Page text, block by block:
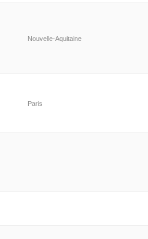
Nouvelle-Aquitaine
Paris